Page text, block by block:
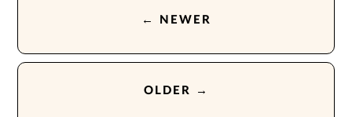
← NEWER
OLDER →